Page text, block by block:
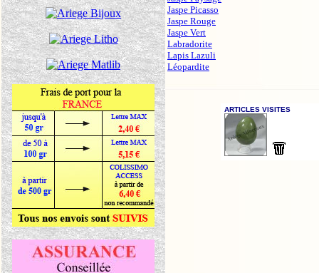
Jaspe Picasso
Jaspe Rouge
Jaspe Vert
Labradorite
Lapis Lazuli
Léopardite